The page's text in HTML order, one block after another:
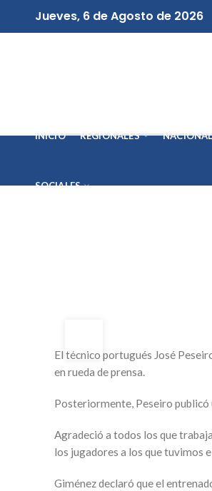
Jueves, 6 de Agosto de 2026
INICIO REGIONALES
SOCIALES
AGO
El técnico portugués José
en rueda de prensa.
Posteriormente, Peseiro publicó
Agradeció a todos los que
los jugadores a los que tuvimos
Giménez declaró que el